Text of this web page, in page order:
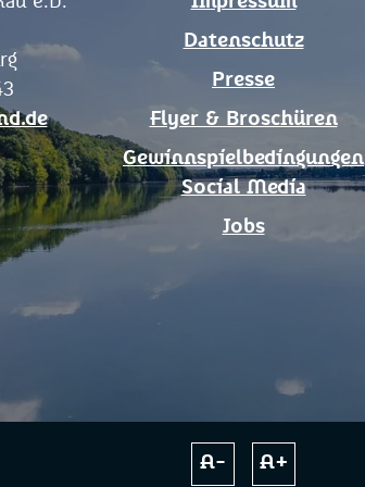
Datenschutz
Presse
Flyer & Broschüren
Gewinnspielbedingungen
Social Media
Jobs
A- A+